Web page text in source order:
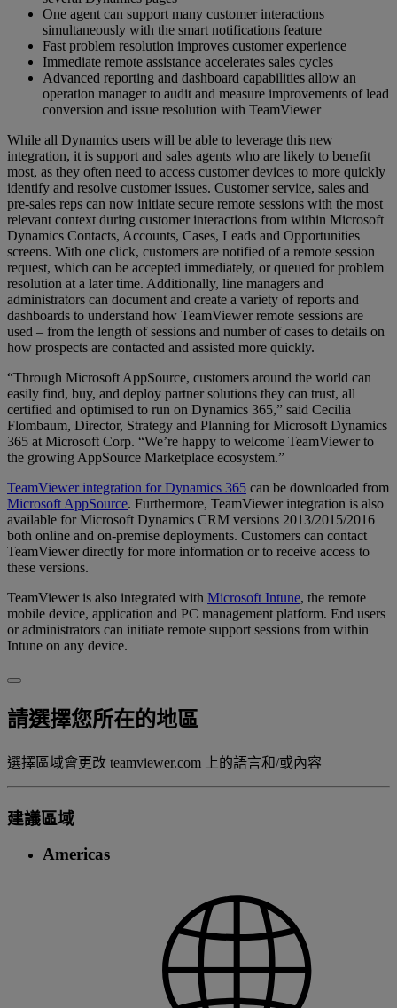
One agent can support many customer interactions
simultaneously with the smart notifications feature
Fast problem resolution improves customer experience
Immediate remote assistance accelerates sales cycles
Advanced reporting and dashboard capabilities allow an
operation manager to audit and measure improvements of lead
conversion and issue resolution with TeamViewer
While all Dynamics users will be able to leverage this new
integration, it is support and sales agents who are likely to benefit
most, as they often need to access customer devices to more quickly
identify and resolve customer issues. Customer service, sales and
pre-sales reps can now initiate secure remote sessions with the most
relevant context during customer interactions from within Microsoft
Dynamics Contacts, Accounts, Cases, Leads and Opportunities
screens. With one click, customers are notified of a remote session
request, which can be accepted immediately, or queued for problem
resolution at a later time. Additionally, line managers and
administrators can document and create a variety of reports and
dashboards to understand how TeamViewer remote sessions are
used – from the length of sessions and number of cases to details on
how prospects are contacted and assisted more quickly.
“Through Microsoft AppSource, customers around the world can
easily find, buy, and deploy partner solutions they can trust, all
certified and optimised to run on Dynamics 365,” said Cecilia
Flombaum, Director, Strategy and Planning for Microsoft Dynamics
365 at Microsoft Corp. “We’re happy to welcome TeamViewer to
the growing AppSource Marketplace ecosystem.”
TeamViewer integration for Dynamics 365 can be downloaded from
Microsoft AppSource. Furthermore, TeamViewer integration is also
available for Microsoft Dynamics CRM versions 2013/2015/2016
both online and on-premise deployments. Customers can contact
TeamViewer directly for more information or to receive access to
these versions.
TeamViewer is also integrated with Microsoft Intune, the remote
mobile device, application and PC management platform. End users
or administrators can initiate remote support sessions from within
Intune on any device.
請選擇您所在的地區
選擇區域會更改 teamviewer.com 上的語言和/或內容
建議區域
Americas